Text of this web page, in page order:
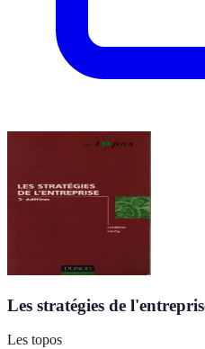
Les stratégies de
Les topos